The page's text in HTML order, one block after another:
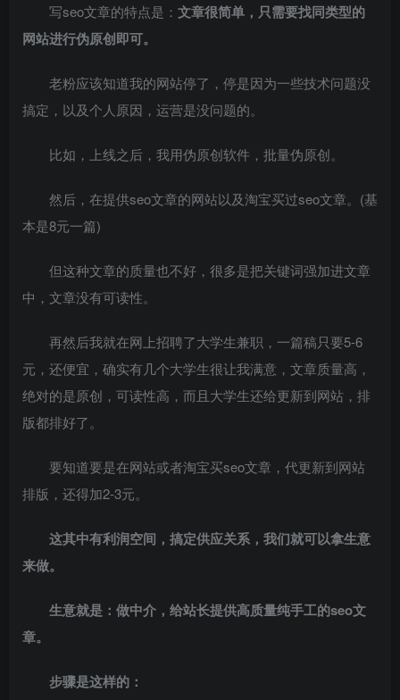
写seo文章的特点是： 文章很简单，只需要找同类型的
网站进行伪原创即可。
老粉应该知道我的网站停了，停是因为一些技术问题没
搞定，以及个人原因，运营是没问题的。
比如，上线之后，我用伪原创软件，批量伪原创。
然后，在提供seo文章的网站以及淘宝买过seo文章。(基
本是8元一篇)
但这种文章的质量也不好，很多是把关键词强加进文章
中，文章没有可读性。
再然后我就在网上招聘了大学生兼职，一篇稿只要5-6
元，还便宜，确实有几个大学生很让我满意，文章质量高，
绝对的是原创，可读性高，而且大学生还给更新到网站，排
版都排好了。
要知道要是在网站或者淘宝买seo文章，代更新到网站
排版，还得加2-3元。
这其中有利润空间，搞定供应关系，我们就可以拿生意
来做。
生意就是：做中介，给站长提供高质量纯手工的seo文
章。
步骤是这样的：